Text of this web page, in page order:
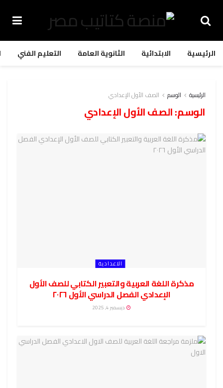
الرئيسية الابتدائية الثانوية العامة التعليم الفني
الرئيسية الوسم الصف الأول الإعدادي
الوسم:الصف الأول الإعدادي
الاعدادية
مذكرة اللغة العربية والتعبير الكتابي للصف الأول
الإعدادي الفصل الدراسي الأول ٢٠٢٦
ديسمبر 4, 2025